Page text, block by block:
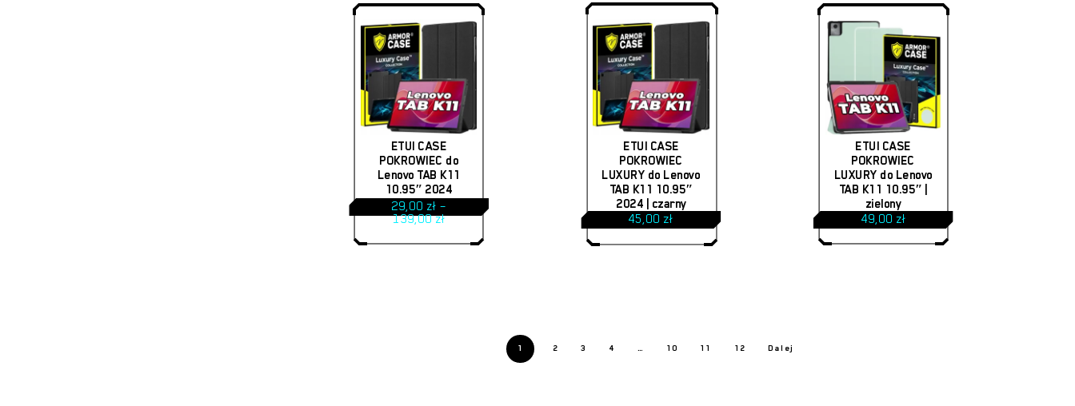
Ten
produkt
ma
wiele
wariantów.
Opcje
ETUI CASE
POKROWIEC do
Lenovo TAB K11
10.95″ 2024
29,00zł –
139,00złZakres
od
ETUI CASE
POKROWIEC
LUXURY do Lenovo
TAB K11 10.95″
2024 | czarny
45,00zł
ETUI CASE
POKROWIEC
LUXURY do Lenovo
TAB K11 10.95″ |
zielony
49,00 zł
1 2 3 4 10 11 12 Dalej